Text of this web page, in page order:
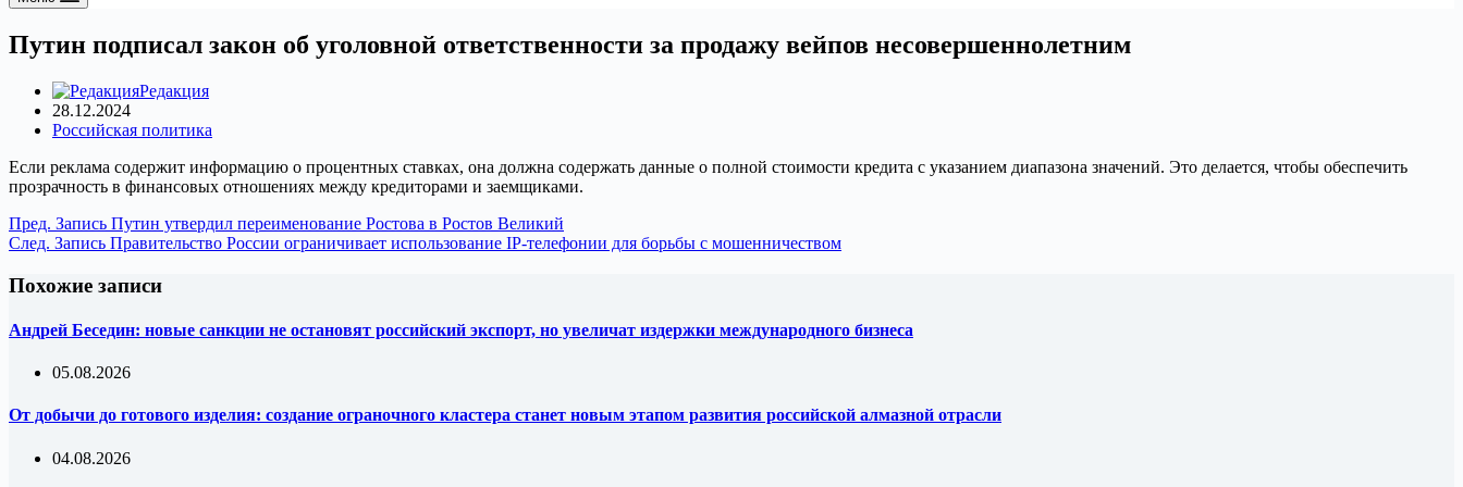
Путин подписал закон об уголовной ответственности за продажу вейпов несовершеннолетним
Редакция
28.12.2024
Российская политика
Если реклама содержит информацию о процентных ставках, она должна содержать данные о полной стоимости кредита с указанием диапазона значений. Это делается, чтобы обеспечить
прозрачность в финансовых отношениях между кредиторами и заемщиками.
Пред. Запись Путин утвердил переименование Ростова в Ростов Великий
След. Запись Правительство России ограничивает использование IP-телефонии для борьбы с мошенничеством
Похожие записи
Андрей Беседин: новые санкции не остановят российский экспорт, но увеличат издержки международного бизнеса
05.08.2026
От добычи до готового изделия: создание ограночного кластера станет новым этапом развития российской алмазной отрасли
04.08.2026